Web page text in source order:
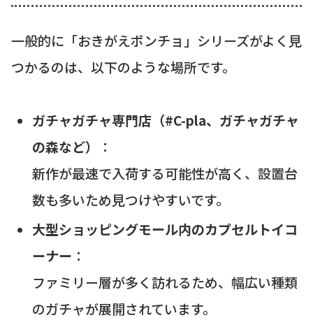
一般的に「おきがえポンチョ」シリーズがよく見
つかるのは、以下のような場所です。
ガチャガチャ専門店（#C-pla、ガチャガチャ
の森など）
：
新作が最速で入荷する可能性が高く、設置台
数も多いため見つけやすいです。
大型ショッピングモール内のカプセルトイコ
ーナー ：
ファミリー層が多く訪れるため、幅広い種類
のガチャが展開されています。